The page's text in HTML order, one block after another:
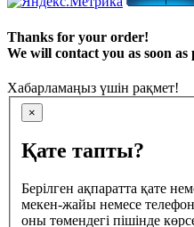
Thanks for your order!
We will contact you as soon as
Хабарламаңыз үшін рақмет!
×
Қате тапты?
Берілген ақпаратта қате
мекен-жайы немесе телефон
оны төмендегі пішінде